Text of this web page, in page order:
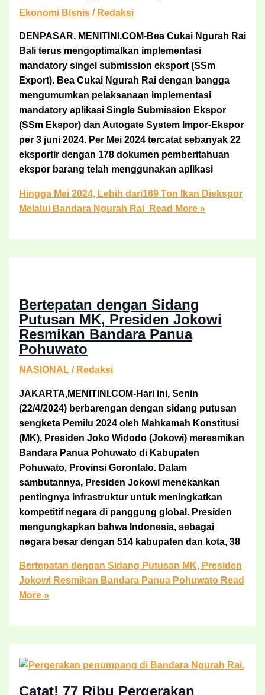
Ekonomi Bisnis/ Redaksi
DENPASAR, MENITINI.COM-Bea Cukai Ngurah Rai
Bali terus mengoptimalkan implementasi
mandatory singel submission eksport (SSm
Export). Bea Cukai Ngurah Rai dengan bangga
mengumumkan pelaksanaan implementasi
mandatory aplikasi Single Submission Ekspor
(SSm Ekspor) dan Autogate System Impor-Ekspor
per 3 juni 2024. Per Mei 2024 tercatat sebanyak 22
eksportir dengan 178 dokumen pemberitahuan
ekspor barang telah menggunakan aplikasi
Hingga Mei 2024, Lebih dari169 Ton Ikan Diekspor
Melalui Bandara Ngurah Rai
Read More »
Bertepatan dengan Sidang
Putusan MK, Presiden Jokowi
Resmikan Bandara Panua
Pohuwato
NASIONAL/ Redaksi
JAKARTA,MENITINI.COM-Hari ini, Senin
(22/4/2024) berbarengan dengan sidang putusan
sengketa Pemilu 2024 oleh Mahkamah Konstitusi
(MK), Presiden Joko Widodo (Jokowi) meresmikan
Bandara Panua Pohuwato di Kabupaten
Pohuwato, Provinsi Gorontalo. Dalam
sambutannya, Presiden Jokowi menekankan
pentingnya infrastruktur untuk meningkatkan
kompetitif negara di panggung global. Presiden
mengungkapkan bahwa Indonesia, sebagai
negara besar dengan 514 kabupaten dan kota, 38
Bertepatan dengan Sidang Putusan MK, Presiden
Jokowi Resmikan Bandara Panua PohuwatoRead
More »
Catat! 77 Ribu Pergerakan